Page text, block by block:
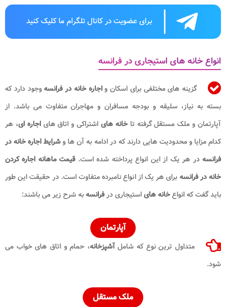
برای عضویت در کانال تلگرام ما کلیک کنید
انواع خانه های استیجاری در فرانسه
گزینه های مختلفی برای اسکان واجاره خانه در فرانسهوجود دارد که
بسته به نیاز، سلیقه و بودجه مسافران و مهاجران متفاوت می باشد. از
آپارتمان و ملک مستقل گرفته تاخانه هایاشتراکی و اتاق هایاجاره ای، هر
کدام مزایا و محدودیت هایی دارند که در ادامه به آن ها وشرایط اجاره خانه در
فرانسهدر هر یک از این انواع پرداخته شده است.قیمت ماهانه اجاره کردن
خانه در فرانسه برای هر یک از انواع نامبرده متفاوت است. در حقیقت این طور
باید گفت که انواعخانه هایاستیجاری درفرانسهبه شرح زیر می باشند:
آپارتمان
متداول ترین نوع که شاملآشپزخانه، حمام و اتاق های خواب می
شود.
ملک مستقل